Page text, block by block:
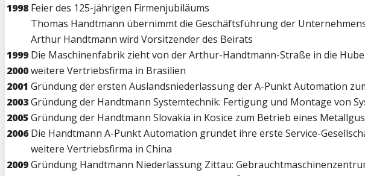
1998 Feier des 125-jährigen Firmenjubiläums
Thomas Handtmann übernimmt die Geschäftsführung der
Arthur Handtmann wird Vorsitzender des Beirats
1999 Die Maschinenfabrik zieht von der Arthur-Handtmann-Straße in die
2000weitere Vertriebsfirma in Brasilien
2001 Gründung der ersten Auslandsniederlassung der A-Punkt Automation
2003Gründung der Handtmann Systemtechnik: Fertigung und Montage von
2005 Gründung der Handtmann Slovakia in Kosice zum Betrieb eines
2006 Die Handtmann A-Punkt Automation gründet ihre erste Service-
weitere Vertriebsfirma in China
2009Gründung Handtmann Niederlassung Zittau: